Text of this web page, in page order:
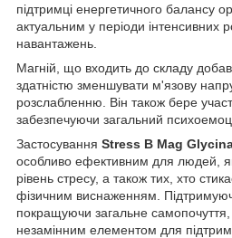
підтримці енергетичного балансу
актуальним у періоди інтенсивних
навантажень.
Магній, що входить до складу
здатністю зменшувати м'язову
розслабленню. Він також бере
забезпечуючи загальний
Застосування Stress B Mag
особливо ефективним для людей,
рівень стресу, а також тих, хто
фізичним виснаженням.
покращуючи загальне
незамінним елементом для